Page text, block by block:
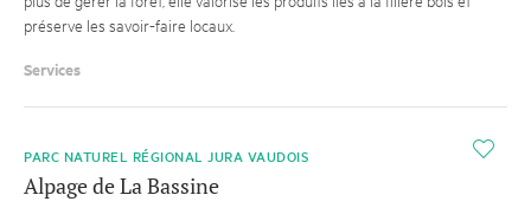
préserve les savoir-faire locaux.
Services
i
PARC NATUREL RÉGIONAL JURA VAUDOIS
Alpage de La Bassine